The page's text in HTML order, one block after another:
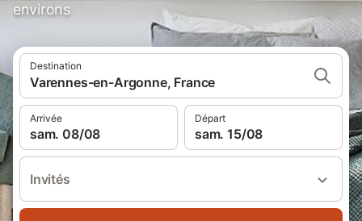
environs
Destination
Varennes-en-Argonne, France
Arrivée
sam. 08/08
Départ
sam. 15/08
Invités